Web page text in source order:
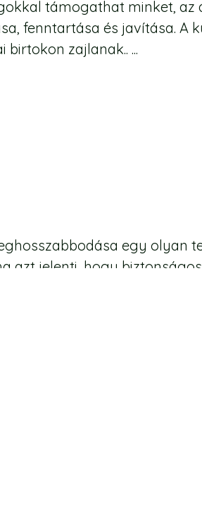
támogathat minket,
fenntartása és javítása. A
zajlanak.. ...
egy olyan
azt jelenti, hogy